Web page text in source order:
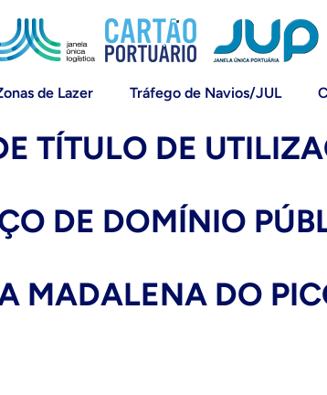
de Lazer Tráfego de Navios/JUL
TÍTULO DE
DE DOMÍNIO
MADALENA DO